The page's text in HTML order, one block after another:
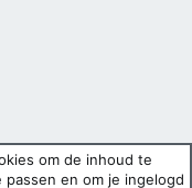
om de inhoud te
en om je ingelogd